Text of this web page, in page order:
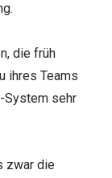
die früh
ihres Teams
System sehr
zwar die